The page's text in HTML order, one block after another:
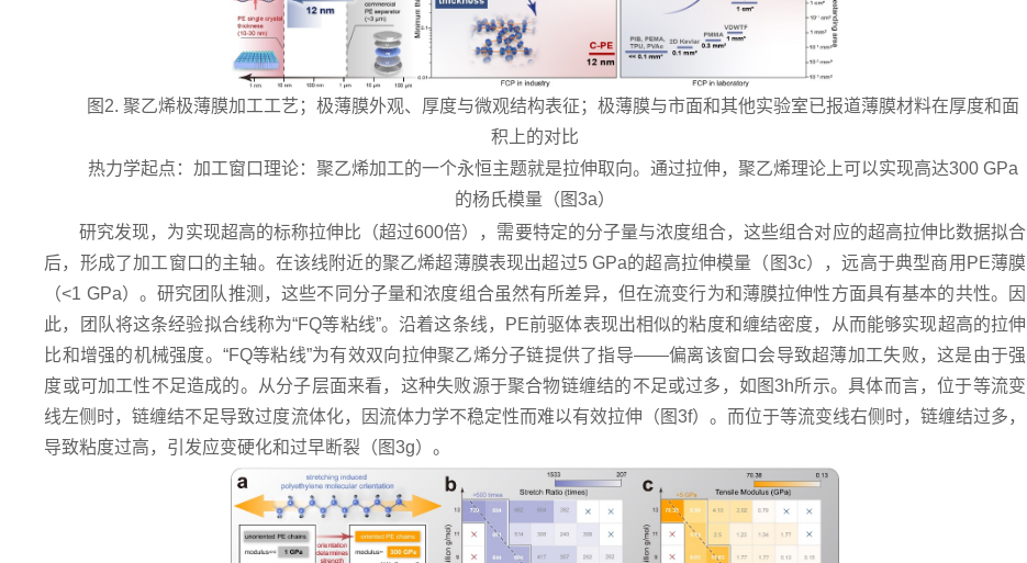
图2. 聚乙烯极薄膜加工工艺；极薄膜外观、厚度与微观结构表征；极薄膜与市面和其他实验室已报道薄膜材料在厚度和面
积上的对比
热力学起点：加工窗口理论：聚乙烯加工的一个永恒主题就是拉伸取向。通过拉伸，聚乙烯理论上可以实现高达300 GPa
的杨氏模量（图3a）
研究发现，为实现超高的标称拉伸比（超过600倍），需要特定的分子量与浓度组合，这些组合对应的超高拉伸比数据拟合
后，形成了加工窗口的主轴。在该线附近的聚乙烯超薄膜表现出超过5 GPa的超高拉伸模量（图3c），远高于典型商用PE薄膜
（<1 GPa）。研究团队推测，这些不同分子量和浓度组合虽然有所差异，但在流变行为和薄膜拉伸性方面具有基本的共性。因
此，团队将这条经验拟合线称为“FQ等粘线”。沿着这条线，PE前驱体表现出相似的粘度和缠结密度，从而能够实现超高的拉伸
比和增强的机械强度。“FQ等粘线”为有效双向拉伸聚乙烯分子链提供了指导——偏离该窗口会导致超薄加工失败，这是由于强
度或可加工性不足造成的。从分子层面来看，这种失败源于聚合物链缠结的不足或过多，如图3h所示。具体而言，位于等流变
线左侧时，链缠结不足导致过度流体化，因流体力学不稳定性而难以有效拉伸（图3f）。而位于等流变线右侧时，链缠结过多，
导致粘度过高，引发应变硬化和过早断裂（图3g）。